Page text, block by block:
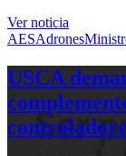
Ver noticia
AESAdrones
USCA